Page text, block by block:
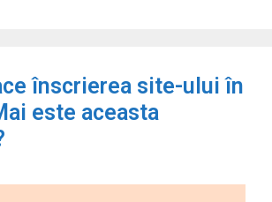
înscrierea site-ului în
este aceasta